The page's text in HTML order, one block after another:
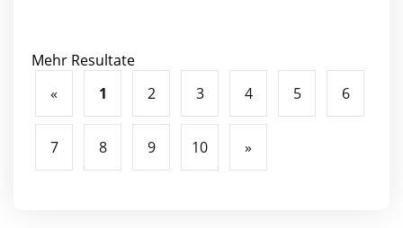
Mehr Resultate
«
1 2 3 4 5 6
7 8 9 10 »